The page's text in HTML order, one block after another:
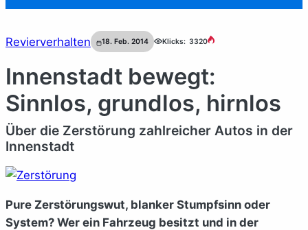
Revierverhalten 18. Feb. 2014 Klicks: 3320
Innenstadt bewegt:
Sinnlos, grundlos, hirnlos
Über die Zerstörung zahlreicher Autos in der
Innenstadt
Pure Zerstörungswut, blanker Stumpfsinn oder
System? Wer ein Fahrzeug besitzt und in der